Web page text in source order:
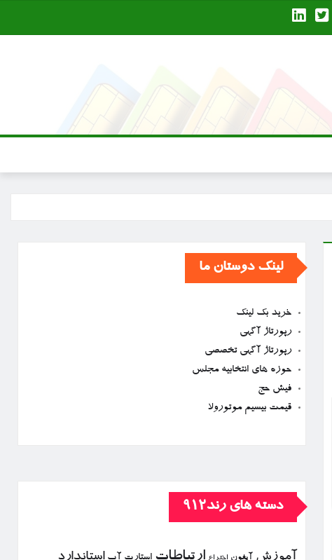
لینک دوستان ما
خرید بک لینک
رپورتاژ آگهی
رپورتاژ آگهی تخصصی
حوزه های انتخابیه مجلس
فیش حج
قیمت بیسیم موتورولا
دسته های رند912
اختراع استارت آپ